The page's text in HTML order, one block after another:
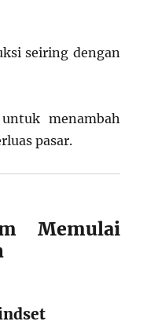
seiring dengan
menambah
pasar.
Memulai